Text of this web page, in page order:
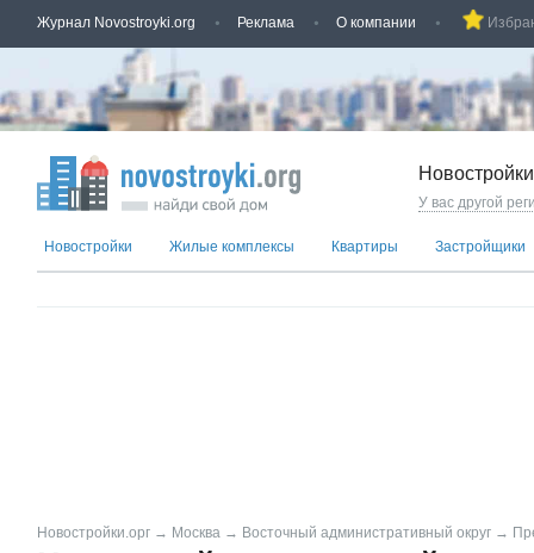
Журнал Novostroyki.org Реклама О компании
У вас другой
Новостройки Жилые комплексы Квартиры Застройщики
Новостройки.орг → Москва → Восточный административный округ →